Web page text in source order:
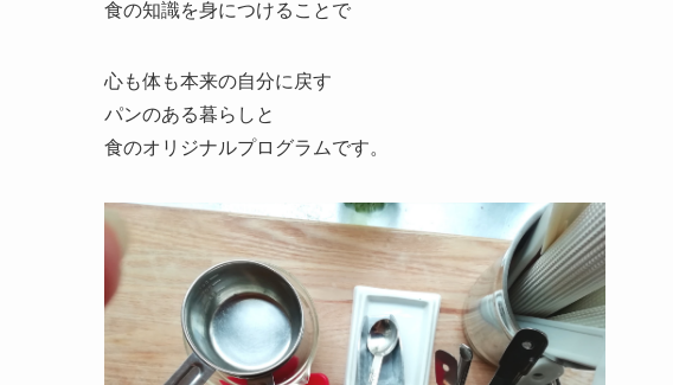
食の知識を身につけることで
心も体も本来の自分に戻す
パンのある暮らしと
食のオリジナルプログラムです。